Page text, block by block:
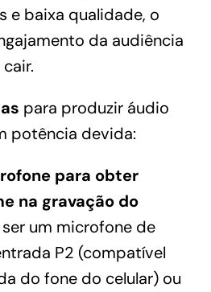
e baixa qualidade, o
da audiência
para produzir áudio
potência devida:
para obter
na gravação do
um microfone de
P2 (compatível
do fone do celular) ou